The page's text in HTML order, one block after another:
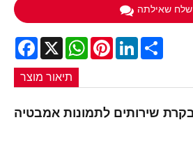
שלח שאילתה
Facebook
X WhatsApp
PinterestLinkedIn
תיאור מוצר